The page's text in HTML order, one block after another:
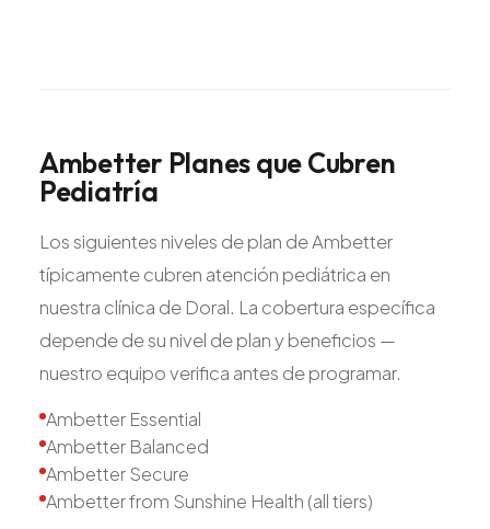
Ambetter PlanesqueCubren
Pediatría
Los siguientes niveles de plan de Ambetter
típicamente cubren atención pediátrica en
nuestra clínica de Doral. La cobertura específica
depende de su nivel de plan y beneficios —
nuestro equipo verifica antes de programar.
Ambetter Essential
Ambetter Balanced
Ambetter Secure
Ambetter from Sunshine Health (all tiers)